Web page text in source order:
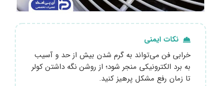
نکات ایمنی
خرابی فن می‌تواند به گرم شدن بیش از حد و آسیب
به برد الکترونیکی منجر شود؛ از روشن نگه داشتن کولر
تا زمان رفع مشکل پرهیز کنید.